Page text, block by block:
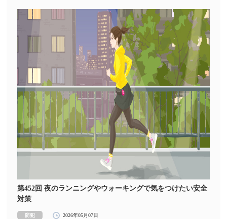
第452回 夜のランニングやウォーキングで気をつけたい安全
対策
防犯 2026年05月07日